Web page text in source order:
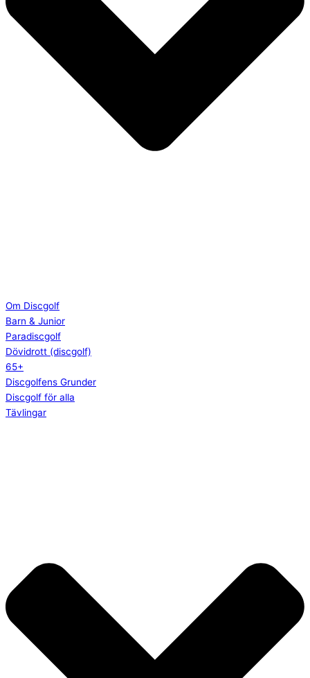
Om Discgolf
Barn & Junior
Paradiscgolf
Dövidrott (discgolf)
65+
Discgolfens Grunder
Discgolf för alla
Tävlingar